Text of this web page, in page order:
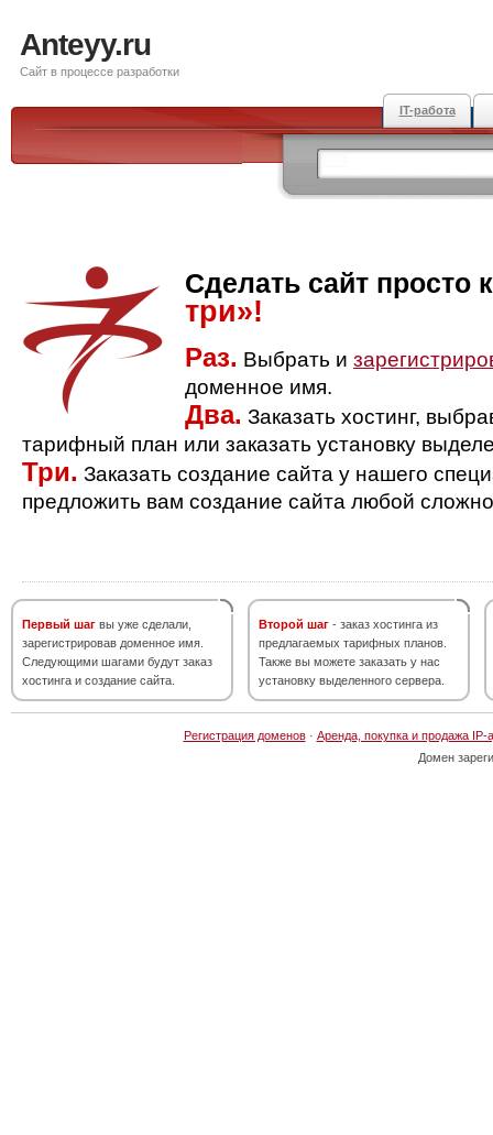
Anteyy.ru
Сайт в процессе разработки
IT-работа
Сделать сайт просто
три»!
Раз. Выбрать и
доменное имя.
Два. Заказать хостинг,
тарифный план или заказать установку
Три. Заказать создание сайта у нашего
предложить вам создание сайта любой
Первый шаг вы уже сделали,
зарегистрировав доменное имя.
Следующими шагами будут заказ
хостинга и создание сайта.
Второй шаг - заказ хостинга из
предлагаемых тарифных планов.
Также вы можете заказать у нас
установку выделенного сервера.
Регистрация доменов· Аренда, покупка и продажа IP-
Домен